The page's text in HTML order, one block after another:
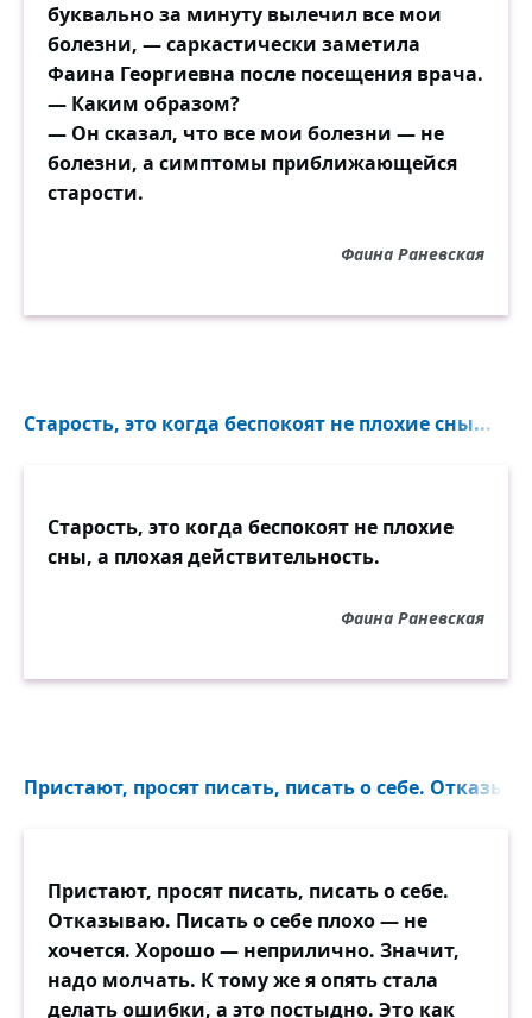
буквально за минуту вылечил все мои
болезни, — саркастически заметила
Фаина Георгиевна после посещения врача.
— Каким образом?
— Он сказал, что все мои болезни — не
болезни, а симптомы приближающейся
старости.
Фаина Раневская
Старость, это когда беспокоят не плохие сны...
Старость, это когда беспокоят не плохие
сны, а плохая действительность.
Фаина Раневская
Пристают, просят писать, писать о себе.
Пристают, просят писать, писать о себе.
Отказываю. Писать о себе плохо — не
хочется. Хорошо — неприлично. Значит,
надо молчать. К тому же я опять стала
делать ошибки, а это постыдно. Это как